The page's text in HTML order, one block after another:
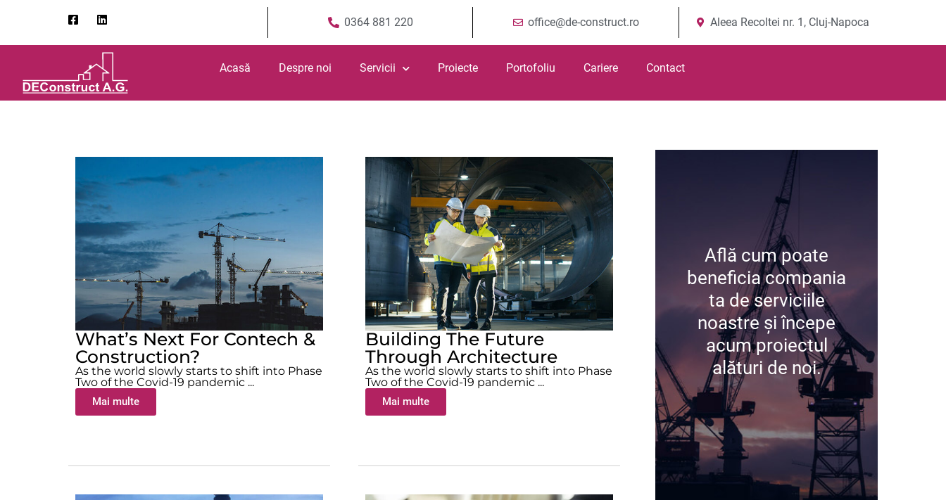
0364 881 220 office@de-construct.ro Aleea Recoltei nr. 1, Cluj-Napoca
Acasă Despre noi Servicii Proiecte Portofoliu Cariere Contact
What’s Next For Contech &
Construction?
As the world slowly starts to shift into Phase
Two of the Covid-19 pandemic ...
Mai multe
Building The Future
Through Architecture
As the world slowly starts to shift into Phase
Two of the Covid-19 pandemic ...
Mai multe
Află cum poate
beneficia compania
ta de serviciile
noastre și începe
acum proiectul
alături de noi.
Află cum poate
beneficia compania
ta de serviciile
noastre și începe
acum proiectul
alături de noi.
Contactează-ne